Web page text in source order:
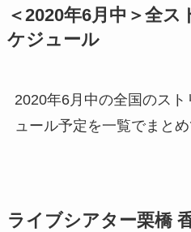
＜2020年6月中＞全
ケジュール
2020年6月中の全国のス
ュール予定を一覧でまとめ
ライブシアター栗橋